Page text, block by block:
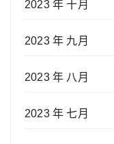
2023 年 十月
2023 年 九月
2023 年 八月
2023 年 七月